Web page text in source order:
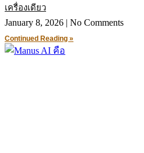
เครื่องเดียว
January 8, 2026
No Comments
Continued Reading »